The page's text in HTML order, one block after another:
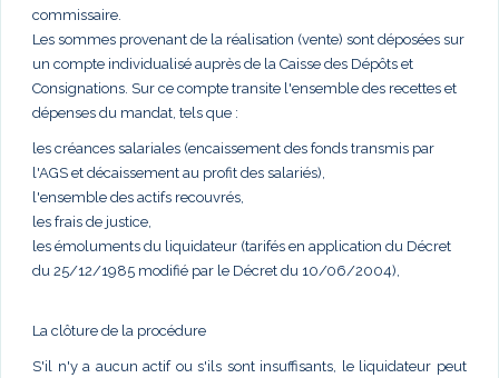
commissaire.
Les sommes provenant de la réalisation (vente) sont déposées sur
un compte individualisé auprès de la Caisse des Dépôts et
Consignations. Sur ce compte transite l'ensemble des recettes et
dépenses du mandat, tels que :
les créances salariales (encaissement des fonds transmis par
l'AGS et décaissement au profit des salariés),
l'ensemble des actifs recouvrés,
les frais de justice,
les émoluments du liquidateur (tarifés en application du Décret
du 25/12/1985 modifié par le Décret du 10/06/2004),
La clôture de la procédure
S'il n'y a aucun actif ou s'ils sont insuffisants, le liquidateur peut